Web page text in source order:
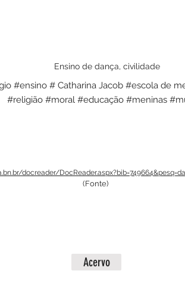
Ensino de dança, civilidade
#ensino # Catharina Jacob #escola de
#religião #moral #educação #meninas
docreader/
(Fonte)
Acervo